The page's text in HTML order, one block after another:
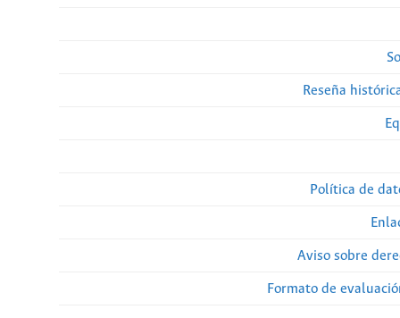
Reseña
Política de
Aviso sobre
Formato de